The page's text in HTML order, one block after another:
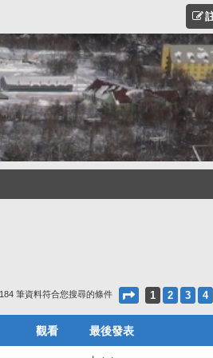
筆資料符合您搜尋的條件 1 頁 (共10 頁)
1 2 3 4
觀看 最後發表